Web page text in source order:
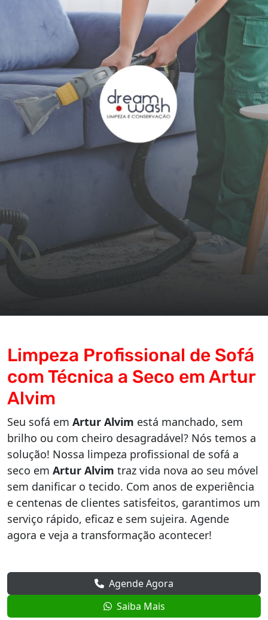
Limpeza Profissional de Sofá
com Técnica a Seco em Artur
Alvim
Seu sofá em Artur Alvim está manchado, sem
brilho ou com cheiro desagradável? Nós temos a
solução! Nossa limpeza profissional de sofá a
seco em Artur Alvim traz vida nova ao seu móvel
sem danificar o tecido. Com anos de experiência
e centenas de clientes satisfeitos, garantimos um
serviço rápido, eficaz e sem sujeira. Agende
agora e veja a transformação acontecer!
Agende Agora
Saiba Mais